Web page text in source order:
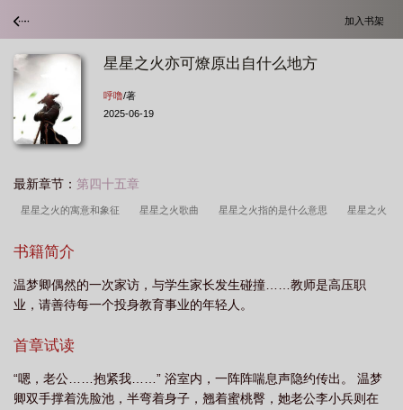
加入书架
星星之火亦可燎原出自什么地方
呼噜/著
2025-06-19
最新章节： 第四十五章
星星之火的寓意和象征 星星之火歌曲 星星之火指的是什么意思 星星之火
词 星星之火代表数字几
电影 星星之火下一句 星星之火可以燎远 星星之火造句二年级简单
之火是词语吗 可以撩源 星星之火可以撩源
撩源是谁写的
可燎原 星星之火算不算AABC 星星之火AABC式 星星之火照样子写词
书籍简介
温梦卿偶然的一次家访，与学生家长发生碰撞……教师是高压职
业，请善待每一个投身教育事业的年轻人。
首章试读
“嗯，老公……抱紧我……” 浴室内，一阵阵喘息声隐约传出。 温梦
卿双手撑着洗脸池，半弯着身子，翘着蜜桃臀，她老公李小兵则在